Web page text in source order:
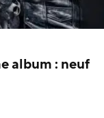
album : neuf